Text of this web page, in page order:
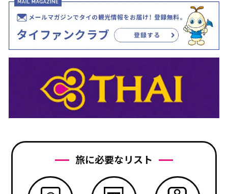
旅に必要なリスト